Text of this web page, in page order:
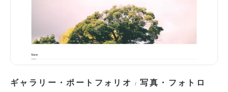
ギャラリー・ポートフォリオ /写真・フォトロ